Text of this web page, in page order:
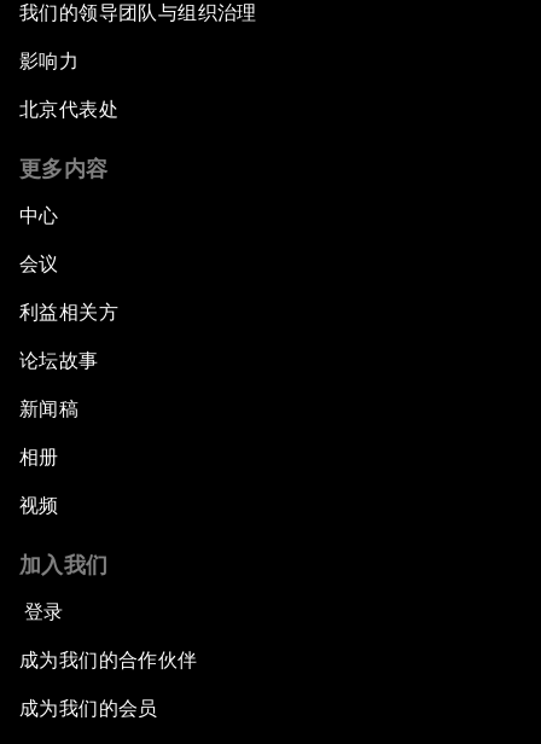
我们的领导团队与组织治理
影响力
北京代表处
更多内容
中心
会议
利益相关方
论坛故事
新闻稿
相册
视频
加入我们
登录
成为我们的合作伙伴
成为我们的会员